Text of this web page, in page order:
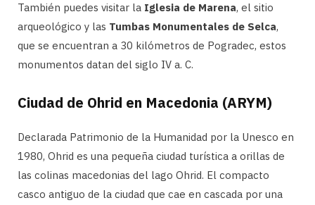
También puedes visitar la Iglesia de Marena, el sitio
arqueológico y las Tumbas Monumentales de Selca,
que se encuentran a 30 kilómetros de Pogradec, estos
monumentos datan del siglo IV a. C.
Ciudad de Ohrid en Macedonia (ARYM)
Declarada Patrimonio de la Humanidad por la Unesco en
1980, Ohrid es una pequeña ciudad turística a orillas de
las colinas macedonias del lago Ohrid. El compacto
casco antiguo de la ciudad que cae en cascada por una